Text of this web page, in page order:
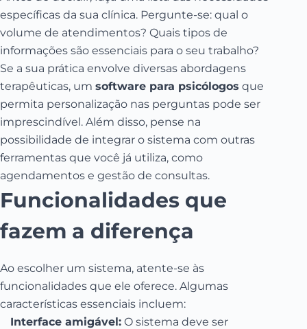
específicas da sua clínica. Pergunte-se: qual o
volume de atendimentos? Quais tipos de
informações são essenciais para o seu trabalho?
Se a sua prática envolve diversas abordagens
terapêuticas, um software para psicólogos que
permita personalização nas perguntas pode ser
imprescindível. Além disso, pense na
possibilidade de integrar o sistema com outras
ferramentas que você já utiliza, como
agendamentos e gestão de consultas.
Funcionalidades que
fazem a diferença
Ao escolher um sistema, atente-se às
funcionalidades que ele oferece. Algumas
características essenciais incluem:
Interface amigável: O sistema deve ser